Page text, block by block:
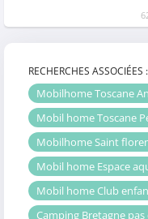
RECHERCHES ASSOCIÉES :
Mobilhome Toscane
Mobil home Toscane
Mobilhome Saint
Mobil home Espace
Mobil home Club
Camping Bretagne pas